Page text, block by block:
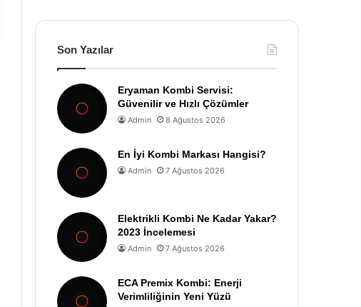
Son Yazılar
Eryaman Kombi Servisi:
Güvenilir ve Hızlı Çözümler
Admin 8 Ağustos 2026
En İyi Kombi Markası Hangisi?
Admin 7 Ağustos 2026
Elektrikli Kombi Ne Kadar Yakar?
2023 İncelemesi
Admin 7 Ağustos 2026
ECA Premix Kombi: Enerji
Verimliliğinin Yeni Yüzü